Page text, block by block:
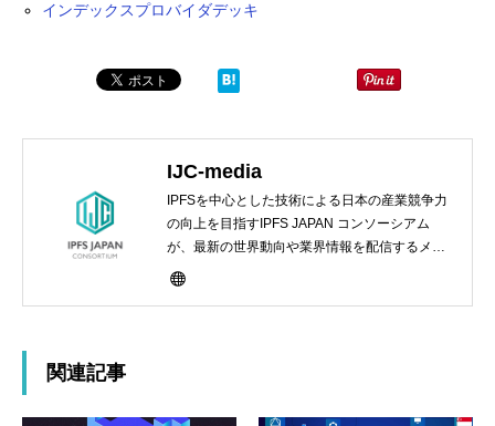
インデックスプロバイダデッキ
IJC-media
IPFSを中心とした技術による日本の産業競争力
の向上を目指すIPFS JAPAN コンソーシアム
が、最新の世界動向や業界情報を配信するメデ
ィアサイト
関連記事